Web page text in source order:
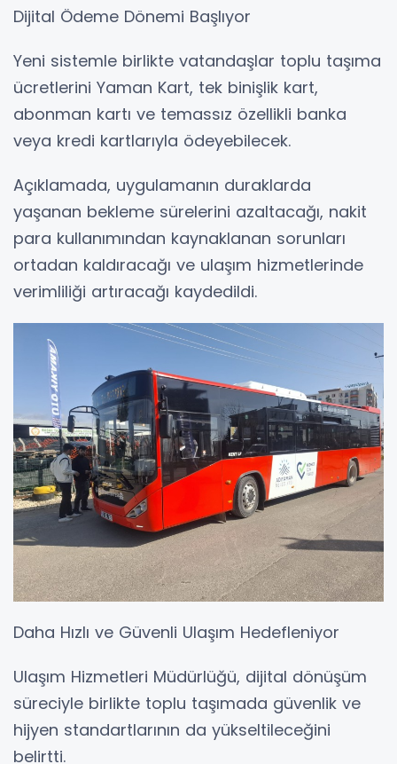
Dijital Ödeme Dönemi Başlıyor
Yeni sistemle birlikte vatandaşlar toplu taşıma
ücretlerini Yaman Kart, tek binişlik kart,
abonman kartı ve temassız özellikli banka
veya kredi kartlarıyla ödeyebilecek.
Açıklamada, uygulamanın duraklarda
yaşanan bekleme sürelerini azaltacağı, nakit
para kullanımından kaynaklanan sorunları
ortadan kaldıracağı ve ulaşım hizmetlerinde
verimliliği artıracağı kaydedildi.
Daha Hızlı ve Güvenli Ulaşım Hedefleniyor
Ulaşım Hizmetleri Müdürlüğü, dijital dönüşüm
süreciyle birlikte toplu taşımada güvenlik ve
hijyen standartlarının da yükseltileceğini
belirtti.